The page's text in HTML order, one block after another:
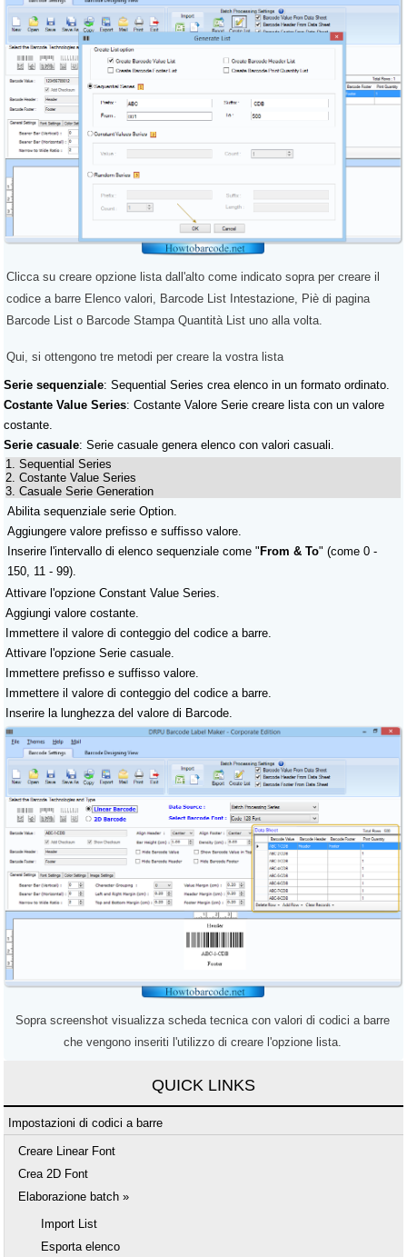
Clicca su creare opzione lista dall'alto come indicato sopra per creare il
codice a barre Elenco valori, Barcode List Intestazione, Piè di pagina
Barcode List o Barcode Stampa Quantità List uno alla volta.
Qui, si ottengono tre metodi per creare la vostra lista
Serie sequenziale: Sequential Series crea elenco in un formato ordinato.
Costante Value Series: Costante Valore Serie creare lista con un valore
costante.
Serie casuale: Serie casuale genera elenco con valori casuali.
1. Sequential Series
2. Costante Value Series
3. Casuale Serie Generation
Abilita sequenziale serie Option.
Aggiungere valore prefisso e suffisso valore.
Inserire l'intervallo di elenco sequenziale come " From & To" (come 0 -
150, 11 - 99).
Attivare l'opzione Constant Value Series.
Aggiungi valore costante.
Immettere il valore di conteggio del codice a barre.
Attivare l'opzione Serie casuale.
Immettere prefisso e suffisso valore.
Immettere il valore di conteggio del codice a barre.
Inserire la lunghezza del valore di Barcode.
Sopra screenshot visualizza scheda tecnica con valori di codici a barre
che vengono inseriti l'utilizzo di creare l'opzione lista.
QUICK LINKS
Impostazioni di codici a barre
Creare Linear Font
Crea 2D Font
Elaborazione batch »
Import List
Esporta elenco